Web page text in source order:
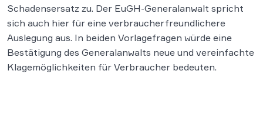
Schadensersatz zu. Der EuGH-Generalanwalt spricht
sich auch hier für eine verbraucherfreundlichere
Auslegung aus. In beiden Vorlagefragen würde eine
Bestätigung des Generalanwalts neue und vereinfachte
Klagemöglichkeiten für Verbraucher bedeuten.